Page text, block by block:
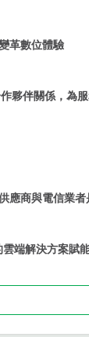
革數位體驗
夥伴關係，為
應商與電信業
端解決方案賦